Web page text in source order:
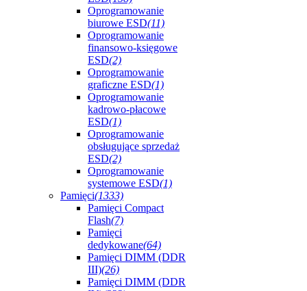
Oprogramowanie
biurowe ESD(11)
Oprogramowanie
finansowo-księgowe
ESD(2)
Oprogramowanie
graficzne ESD(1)
Oprogramowanie
kadrowo-płacowe
ESD(1)
Oprogramowanie
obsługujące sprzedaż
ESD(2)
Oprogramowanie
systemowe ESD(1)
Pamięci(1333)
Pamięci Compact
Flash(7)
Pamięci
dedykowane(64)
Pamięci DIMM (DDR
III)(26)
Pamięci DIMM (DDR